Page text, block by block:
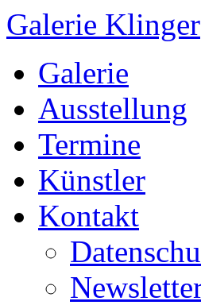
Galerie Klinger
Springe
zum
Galerie
Ausstellung
Termine
Künstler
Kontakt